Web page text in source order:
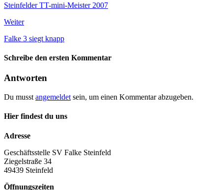
Steinfelder TT-mini-Meister 2007
Weiter
Falke 3 siegt knapp
Schreibe den ersten Kommentar
Antworten
Du musst angemeldet sein, um einen Kommentar abzugeben.
Hier findest du uns
Adresse
Geschäftsstelle SV Falke Steinfeld
Ziegelstraße 34
49439 Steinfeld
Öffnungszeiten